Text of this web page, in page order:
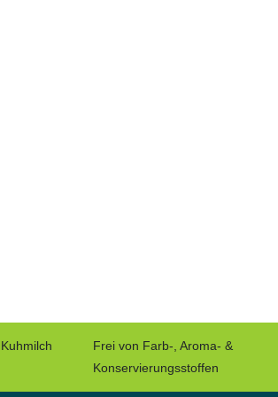
Frei von Farb-, Aroma- &
Konservierungsstoffen